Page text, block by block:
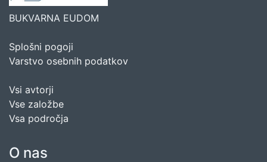
BUKVARNA EUDOM
Splošni pogoji
Varstvo osebnih podatkov
Vsi avtorji
Vse založbe
Vsa področja
O nas